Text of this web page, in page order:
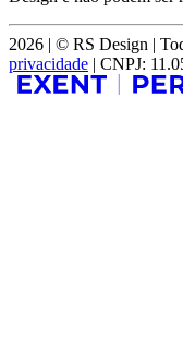
2026 | © RS Design |
privacidade | CNPJ: